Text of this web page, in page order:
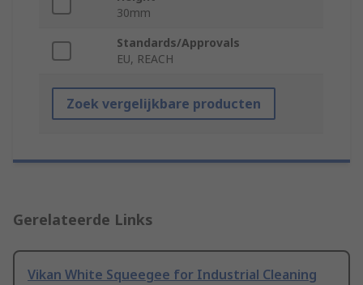
30mm
Standards/Approvals
EU, REACH
Zoek vergelijkbare producten
Gerelateerde Links
Vikan White Squeegee for Industrial Cleaning